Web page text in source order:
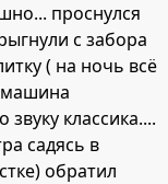
проснулся
с забора
( на ночь всё
машина
классика....
садясь в
обратил